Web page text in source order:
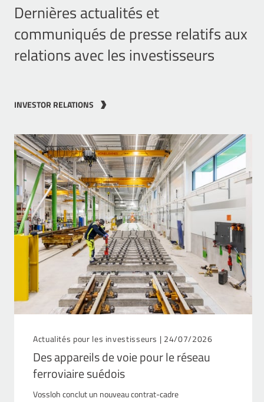
Dernières actualités et
communiqués de presse relatifs aux
relations avec les investisseurs
INVESTOR RELATIONS
Actualités pour les investisseurs | 24/07/2026
Des appareils de voie pour le réseau
ferroviaire suédois
Vossloh conclut un nouveau contrat-cadre